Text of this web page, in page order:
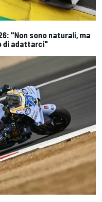
"Non sono naturali, ma
di adattarci"